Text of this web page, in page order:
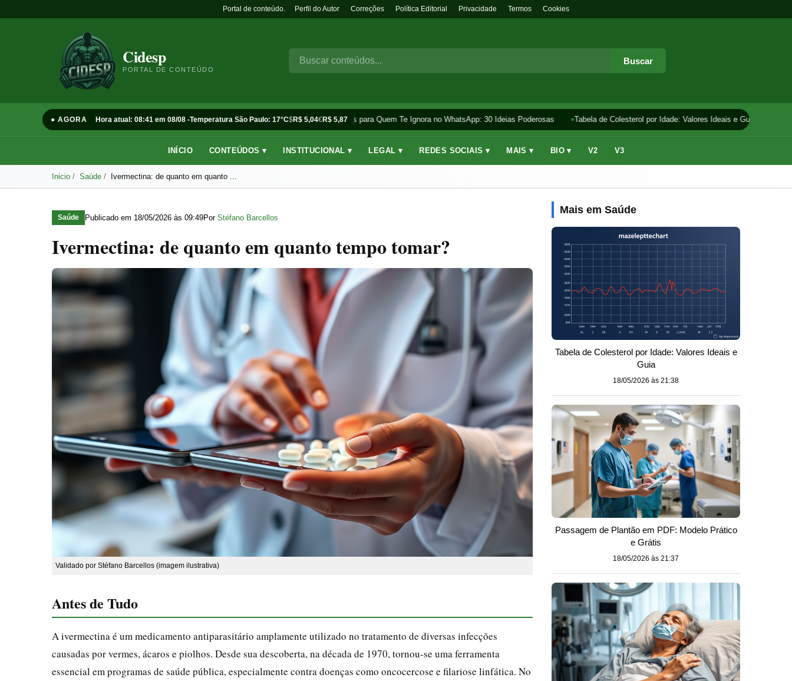
Portal de conteúdo. Perfil do Autor Correções Política Editorial Privacidade Termos Cookies
Cidesp
PORTAL DE CONTEÚDO
Buscar
● AGORA Hora atual: 08:41 em 08/08 -Temperatura São Paulo: 17°C$R$ 5,04€R$ 5,87
Frases para Quem Te Ignora no WhatsApp: 30 Ideias Poderosas Tabela de Colesterol por Idade: Valores Ideais e Guia
INÍCIO CONTEÚDOS ▾ INSTITUCIONAL ▾ LEGAL ▾ REDES SOCIAIS ▾ MAIS ▾ BIO ▾ V2 V3
Inicio Saúde Ivermectina: de quanto em quanto ...
Saúde Publicado em 18/05/2026 às 09:49Por Stéfano Barcellos
Ivermectina: de quanto em quanto tempo tomar?
Validado por Stéfano Barcellos (imagem ilustrativa)
Antes de Tudo
A ivermectina é um medicamento antiparasitário amplamente utilizado no tratamento de diversas infecções
causadas por vermes, ácaros e piolhos. Desde sua descoberta, na década de 1970, tornou-se uma ferramenta
essencial em programas de saúde pública, especialmente contra doenças como oncocercose e filariose linfática. No
Mais em Saúde
Tabela de Colesterol por Idade: Valores Ideais e
Guia
18/05/2026 às 21:38
Passagem de Plantão em PDF: Modelo Prático
e Grátis
18/05/2026 às 21:37